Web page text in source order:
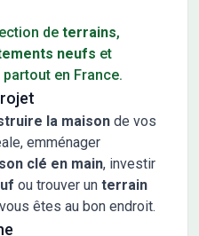
de terrains,
neufs et
partout en France.
la maison de vos
emménager
clé en main, investir
ou trouver un terrain
êtes au bon endroit.